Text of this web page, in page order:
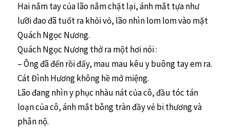
Hai nắm tay của lão nắm chặt lại, ánh mắt tựa như
lưỡi đao đã tuốt ra khỏi vỏ, lão nhìn lom lom vào mặt
Quách Ngọc Nương.
Quách Ngọc Nương thở ra một hơi nói :
– Ông đã đến rồi đấy, mau mau kêu y buông tay em ra.
Cát Đình Hương không hề mở miệng.
Lão đang nhìn y phục nhàu nát của cô, đầu tóc tán
loạn của cô, ánh mắt bỗng tràn đầy vẻ bi thương và
phẫn nộ.